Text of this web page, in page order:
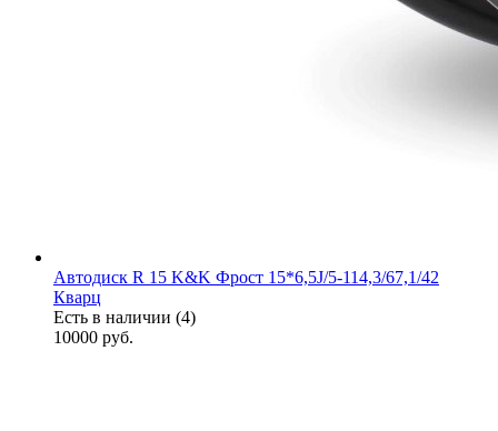
Автодиск R 15 K&K Фрост 15*6,5J/5-114,3/67,1/42
Кварц
Есть в наличии (4)
10000 руб.